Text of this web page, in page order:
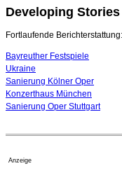
Leslie
09. August 2026 -
Developing Stories
Fortlaufende Berichterstattung:
Bayreuther Festspiele
Ukraine
Sanierung Kölner Oper
Konzerthaus München
Sanierung Oper Stuttgart
Anzeige